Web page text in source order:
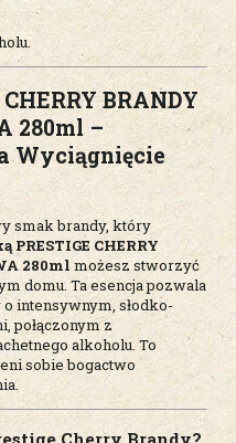
BRANDY
280ml –
Wyciągnięcie
smak brandy, który
PRESTIGE CHERRY
280ml możesz stworzyć
domu. Ta esencja pozwala
intensywnym, słodko-
połączonym z
alkoholu. To
sobie bogactwo
Cherry Brandy?